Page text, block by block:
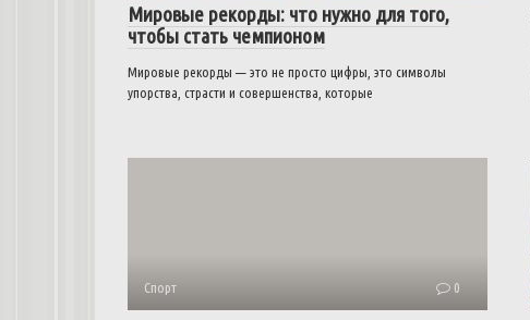
Мировые рекорды: что нужно для того,
чтобы стать чемпионом
Мировые рекорды — это не просто цифры, это символы
упорства, страсти и совершенства, которые
Спорт 0